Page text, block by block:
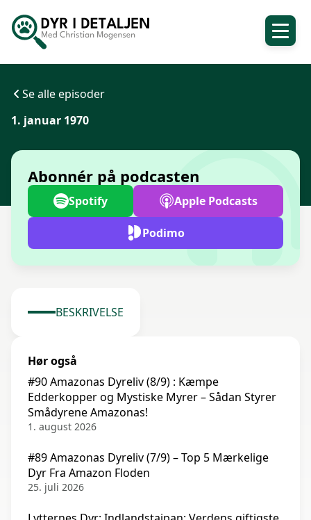
Se alle episoder
1. januar 1970
Abonnér på podcasten
Spotify Apple Podcasts
Podimo
BESKRIVELSE
Hør også
#90 Amazonas Dyreliv (8/9) : Kæmpe
Edderkopper og Mystiske Myrer – Sådan Styrer
Smådyrene Amazonas!
1. august 2026
#89 Amazonas Dyreliv (7/9) – Top 5 Mærkelige
Dyr Fra Amazon Floden
25. juli 2026